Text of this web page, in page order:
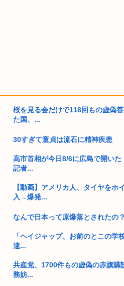
桜を見る会だけで118回もの虚偽
た国、...
30すぎて童貞は流石に精神疾患
高市首相が今日8/6に広島で開いた
記者...
【動画】アメリカ人、タイヤをホ
入→爆発...
なんで日本って原爆落とされたの？
「ヘイジャップ、お前のとこの学
逮...
共産党、1700件もの虚偽の赤旗購
務妨...